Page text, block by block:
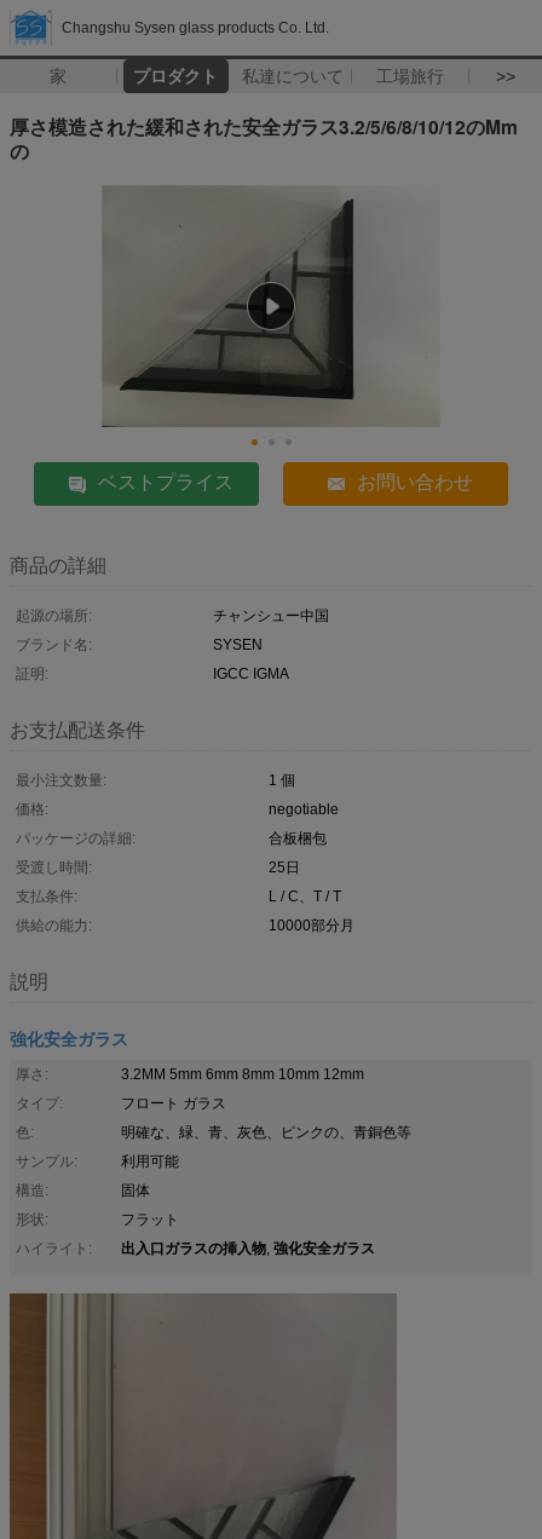
Changshu Sysen glass products Co. Ltd.
家 プロダクト 私達について 工場旅行 >>
厚さ模造された緩和された安全ガラス3.2/5/6/8/10/12のMm
の
ベストプライス お問い合わせ
商品の詳細
起源の場所:
チャンシュー中国
ブランド名:
SYSEN
証明:
IGCC IGMA
お支払配送条件
最小注文数量:
1 個
価格:
negotiable
パッケージの詳細:
合板梱包
受渡し時間:
25日
支払条件:
L / C、T / T
供給の能力:
10000部分月
説明
強化安全ガラス
厚さ:
3.2MM 5mm 6mm 8mm 10mm 12mm
タイプ:
フロート ガラス
色:
明確な、緑、青、灰色、ピンクの、青銅色等
サンプル:
利用可能
構造:
固体
形状:
フラット
ハイライト:
出入口ガラスの挿入物, 強化安全ガラス